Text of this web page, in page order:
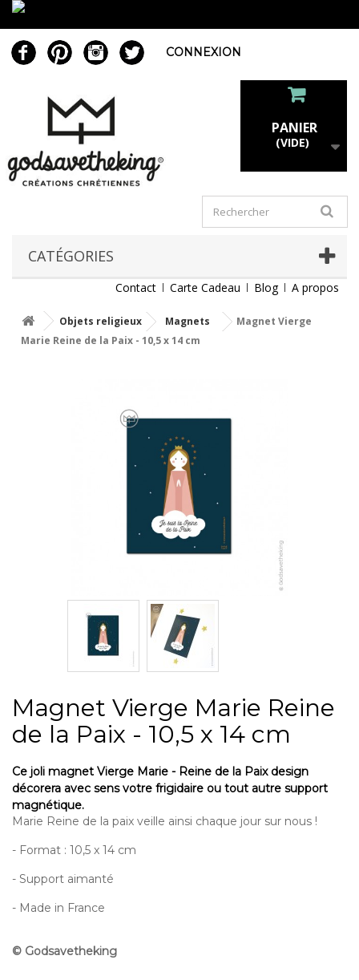
CONNEXION
PANIER
(VIDE)
CATÉGORIES
Contact Carte Cadeau Blog A propos
Objets religieux Magnets
Magnet Vierge
Marie Reine de la Paix - 10,5 x 14 cm
Magnet Vierge Marie Reine
de la Paix - 10,5 x 14 cm
Ce joli magnet Vierge Marie - Reine de la Paix design
décorera avec sens votre frigidaire ou tout autre support
magnétique.
Marie Reine de la paix veille ainsi chaque jour sur nous !
- Format : 10,5 x 14 cm
- Support aimanté
- Made in France
© Godsavetheking